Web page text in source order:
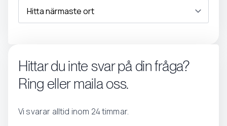
Hittar du inte svar på din fråga?
Ring eller maila oss.
Vi svarar alltid inom 24 timmar.